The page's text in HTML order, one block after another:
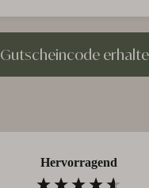
Gutscheincode
Hervorragend